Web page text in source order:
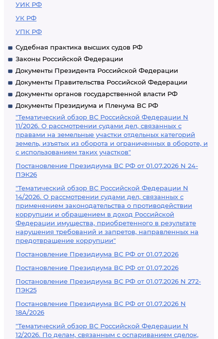
УИК РФ
УК РФ
УПК РФ
Судебная практика высших судов РФ
Законы Российской Федерации
Документы Президента Российской Федерации
Документы Правительства Российской Федерации
Документы органов государственной власти РФ
Документы Президиума и Пленума ВС РФ
"Тематический обзор ВС Российской Федерации N
11/2026. О рассмотрении судами дел, связанных с
правами на земельные участки отдельных категорий
земель, изъятых из оборота и ограниченных в обороте, и
с использованием таких участков"
Постановление Президиума ВС РФ от 01.07.2026 N 24-
ПЭК26
"Тематический обзор ВС Российской Федерации N
14/2026. О рассмотрении судами дел, связанных с
применением законодательства о противодействии
коррупции и обращением в доход Российской
Федерации имущества, приобретенного в результате
нарушения требований и запретов, направленных на
предотвращение коррупции"
Постановление Президиума ВС РФ от 01.07.2026
Постановление Президиума ВС РФ от 01.07.2026
Постановление Президиума ВС РФ от 01.07.2026 N 272-
ПЭК25
Постановление Президиума ВС РФ от 01.07.2026 N
18А/2026
"Тематический обзор ВС Российской Федерации N
12/2026. По делам, связанным с оспариванием сделок,